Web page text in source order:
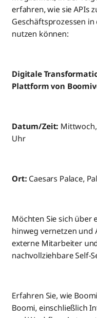
erfahren, wie sie APIs
Geschäftsprozessen
nutzen können:
Digitale
Plattform von
Datum/Zeit: Mittwoch,
Uhr
Ort: Caesars Palace,
Möchten Sie sich über
hinweg vernetzen und
externe Mitarbeiter
nachvollziehbare Self-
Erfahren Sie, wie
Boomi, einschließlich